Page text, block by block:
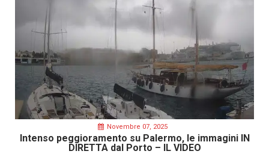
Novembre 07, 2025
Intenso peggioramento su Palermo, le immagini IN
DIRETTA dal Porto – IL VIDEO